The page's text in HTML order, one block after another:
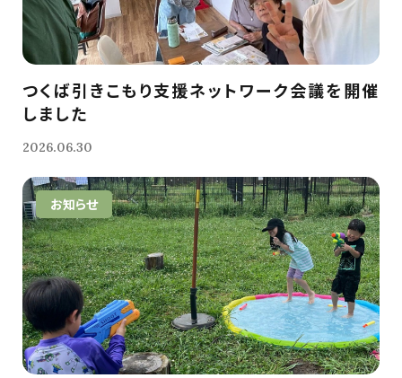
つくば引きこもり支援ネットワーク会議を開催
しました
2026.06.30
お知らせ